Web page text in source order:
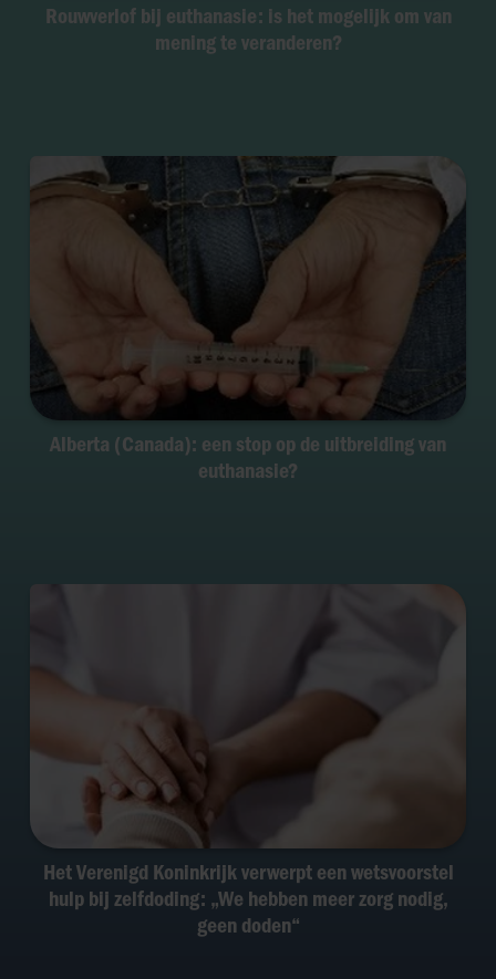
Rouwverlof bij euthanasie: is het mogelijk om van
mening te veranderen?
Alberta (Canada): een stop op de uitbreiding van
euthanasie?
Het Verenigd Koninkrijk verwerpt een wetsvoorstel
hulp bij zelfdoding: „We hebben meer zorg nodig,
geen doden“